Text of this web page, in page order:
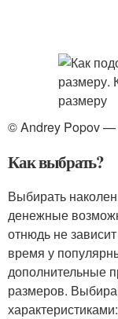
© Andrey Popov —
Как выбрать?
Выбирать
денежные
отнюдь не
время у
дополнительные
размеров.
характеристиками: